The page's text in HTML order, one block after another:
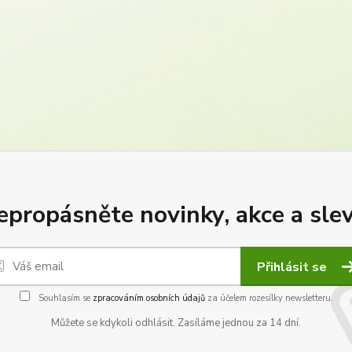
novinky, akce a
Přihlásit se
Souhlasím se zpracováním osobních údajůza účelem rozesílky newsletteru.
Můžete se kdykoli odhlásit. Zasíláme jednou za 14 dní.